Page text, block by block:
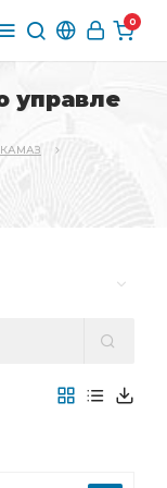
0
управле
КАМАЗ